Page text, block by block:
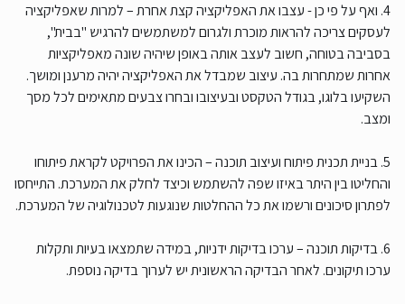
4. ואף על פי כן - עצבו את האפליקציה קצת אחרת – למרות שאפליקציה
לעסקים צריכה להראות מוכרת ולגרום למשתמשים להרגיש "בבית",
בסביבה בטוחה, חשוב לעצב אותה באופן שיהיה שונה מאפליקציות
אחרות שמתחרות בה. עיצוב שמבדל את האפליקציה יהיה מרענן ומושך.
השקיעו בלוגו, בגודל הטקסט ובעיצובו ובחרו צבעים מתאימים לכל מסך
ומצב.
5. בניית תכנית פיתוח ועיצוב תוכנה – הכינו את הפרויקט לקראת פיתוחו
והחליטו בין היתר באיזו שפה להשתמש וכיצד לחלק את המערכת. התייחסו
לפתרון סיכונים ורשמו את כל ההחלטות שנוגעות לטכנולוגיה של המערכת.
6. בדיקות תוכנה – ערכו בדיקות ידניות, במידה שתמצאו בעיות ותקלות
ערכו תיקונים. לאחר הבדיקה הראשונית יש לערוך בדיקה נוספת.